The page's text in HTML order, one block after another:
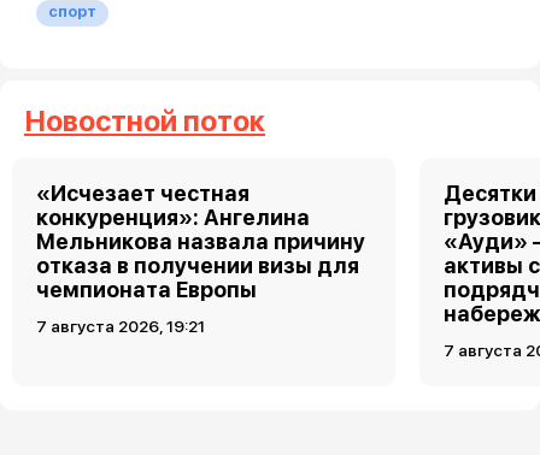
спорт
Новостной поток
«Исчезает честная
конкуренция»: Ангелина
Мельникова назвала причину
отказа в получении визы для
чемпионата Европы
7 августа 2026, 19:21
«Ауди»
активы
7 августа